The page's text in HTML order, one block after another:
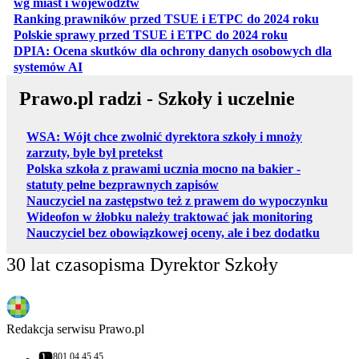
Ranking prawników przed TSUE i ETPC do 2024 roku
Polskie sprawy przed TSUE i ETPC do 2024 roku
DPIA: Ocena skutków dla ochrony danych osobowych dla
systemów AIotwiera się w nowej karcie
Prawo.pl radzi - Szkoły i uczelnie
WSA: Wójt chce zwolnić dyrektora szkoły i mnoży
zarzuty, byle był pretekst
Polska szkoła z prawami ucznia mocno na bakier -
statuty pełne bezprawnych zapisów
Nauczyciel na zastępstwo też z prawem do wypoczynku
Wideofon w żłobku należy traktować jak monitoring
Nauczyciel bez obowiązkowej oceny, ale i bez dodatku
30 lat czasopisma Dyrektor Szkoły
Redakcja serwisu Prawo.pl
801 04 45 45